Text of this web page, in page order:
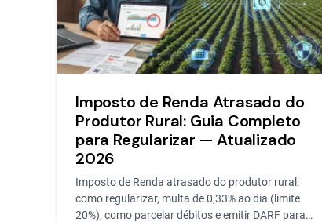
Imposto de Renda Atrasado do
Produtor Rural: Guia Completo
para Regularizar — Atualizado
2026
Imposto de Renda atrasado do produtor rural:
como regularizar, multa de 0,33% ao dia (limite
20%), como parcelar débitos e emitir DARF para